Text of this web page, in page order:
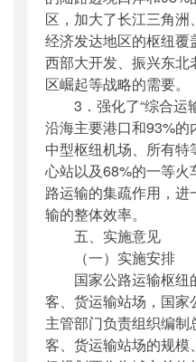
区，加大了长江三角
经济发达地区的枢纽
西部大开发、振兴东
区崛起等战略的需要。
3．强化了“综合运
沿海主要港口和93%
中型枢纽机场、所有
心站以及68%的一等
路运输的集疏作用，
输的整体效率。
五、实施意见
（一）实施安排
国家公路运输枢纽
客、货运输站场，国家
主管部门负责组织编
客、货运输站场的规